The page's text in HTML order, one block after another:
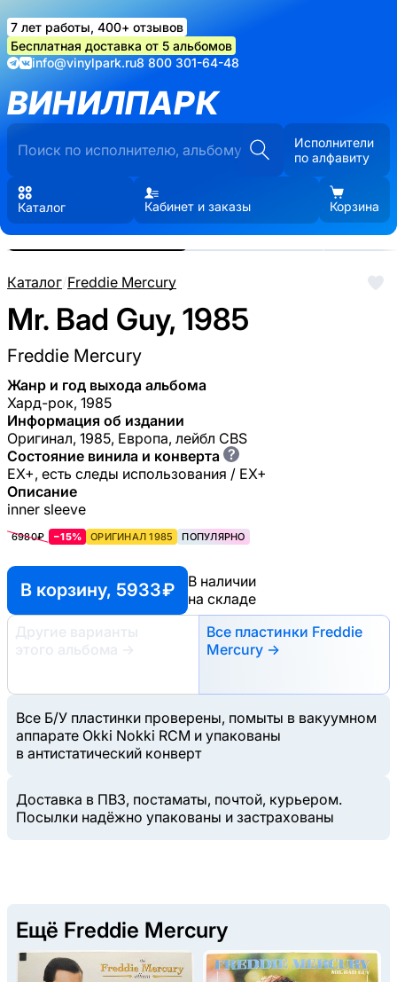
7 лет работы, 400+ отзывов
Бесплатная доставка от 5 альбомов
info@vinylpark.ru8 800 301-64-48
ВИНИЛПАРК
Исполнители
по алфавиту
Каталог Кабинет и заказы Корзина
Каталог/Freddie Mercury
Mr. Bad Guy, 1985
Freddie Mercury
Жанр и год выхода альбома
Хард-рок, 1985
Информация об издании
Оригинал, 1985, Европа, лейбл CBS
Состояние винила и конверта ?
EX+, есть следы использования / EX+
Описание
inner sleeve
6980₽ −15% ОРИГИНАЛ 1985 ПОПУЛЯРНО
В корзину, 5933 ₽
В наличии
на складе
Другие варианты
этого альбома
→
Все пластинки Freddie
Mercury →
Все Б/У пластинки проверены, помыты в вакуумном
аппарате Okki Nokki RCM и упакованы
в антистатический конверт
Доставка в ПВЗ, постаматы, почтой, курьером.
Посылки надёжно упакованы и застрахованы
Реальные фото пластинки.
Нажмите, чтобы увеличить
Ещё Freddie Mercury